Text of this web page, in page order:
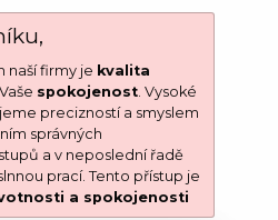
naší firmy je kvalita
spokojenost. Vysoké
precizností a smyslem
správných
a v neposlední řadě
prací. Tento přístup je
a spokojenosti